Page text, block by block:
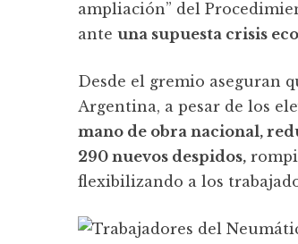
ampliación” del
ante una supuesta crisis
Desde el gremio aseguran
Argentina, a pesar de los
mano de obra nacional,
290 nuevos despidos,
flexibilizando a los